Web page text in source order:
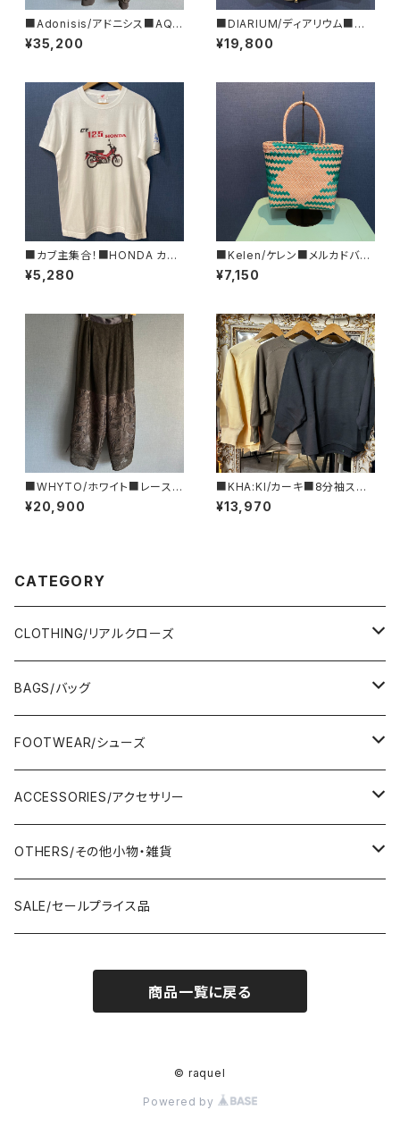
■Adonisis/アドニシス■AQU
AジャージーミニフリルPT■S2
6211
¥35,200
■DIARIUM/ディアリウム■バッ
クフレアーパーカー・ジレ■202
4年春新作！
¥19,800
■カブ主集合！■HONDA カブ
Tシャツ三羽烏■GIFTにもオス
スメ
¥5,280
■Kelen/ケレン■メルカドバッ
グ■KLM25SAC1032
¥7,150
■WHYTO/ホワイト■レース・
コンビネーションパンツ■WHT
26HPT4063
¥20,900
■KHA:KI/カーキ■8分袖スウ
ェットシャツ■MIL26HCS347
3■
¥13,970
CATEGORY
CLOTHING/リアルクローズ
TOPS/トップス
Adonisis/アドニシス
AMERICANA/アメリカーナ
IN-PROCESS Tokyo/インプロセストーキョー
BOTOMS/ボトム
Adonisis/アドニシス
amherst/アムハースト
FANTASTICDAYS/ファンタステックデイズ
Le Melange/ル・メランジュ
ONE-PIECE/ワンピース
anana/アナナ
J.Sloane/ジェイスロアン
OUTER/アウター
anana/アナナ
BAGS/バッグ
HAND BAG/ハンドバッグ
mononogu/もののぐ
IMPORT/インポート
SHOULDER BAG/ショルダーバッグ
mononogu/もののぐ
IMPORT/インポート
TOTE BAG/トートバッグ
mononogu/もののぐ
OTHERS/その他
IMPORT/インポート
FOOTWEAR/シューズ
PUMPS/パンプス
コツコツ
IMPORT/インポート
SANDAL/サンダル
コツコツ
BOOTS/ブーツ
IMPORT/インポート
2STAR/ツースター
OTHERS/その他
ACCESSORIES/アクセサリー
EARRINGS/イヤリング
RING/指輪
NECKLACE/ネックレス
OTHERS/その他小物・雑貨
BELT/ベルト
WALLET/財布
SALE/セールプライス品
商品一覧に戻る
© raquel
Powered by